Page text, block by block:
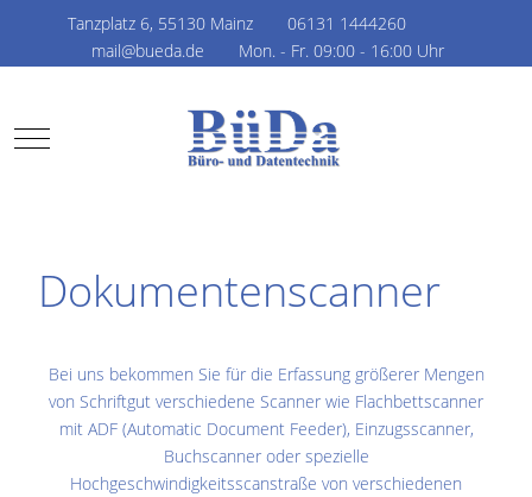
Tanzplatz 6, 55130 Mainz
06131 1444260
mail@bueda.de
Mon. - Fr. 09:00 - 16:00 Uhr
Mobile Menu Toggle
Dokumentenscanner
Bei uns bekommen Sie für die Erfassung größerer Mengen
von Schriftgut verschiedene Scanner wie Flachbettscanner
mit ADF (Automatic Document Feeder), Einzugsscanner,
Buchscanner oder spezielle
Hochgeschwindigkeitsscanstraße von verschiedenen